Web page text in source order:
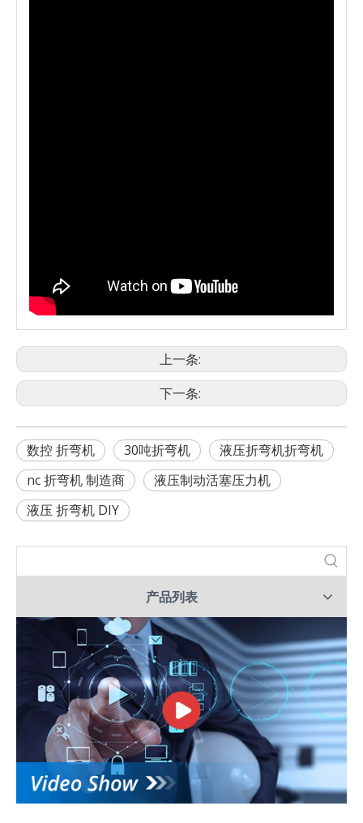
上一条:
下一条:
数控 折弯机 30吨折弯机
液压折弯机折弯机
nc 折弯机 制造商
液压制动活塞压力机
液压 折弯机 DIY
产品列表